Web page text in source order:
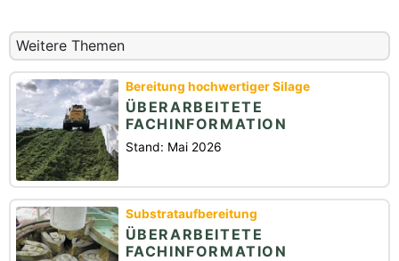
Weitere Themen
Bereitung hochwertiger Silage
ÜBERARBEITETE
FACHINFORMATION
Stand: Mai 2026
Substrataufbereitung
ÜBERARBEITETE
FACHINFORMATION